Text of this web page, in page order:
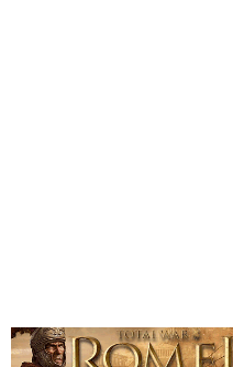
Средние века